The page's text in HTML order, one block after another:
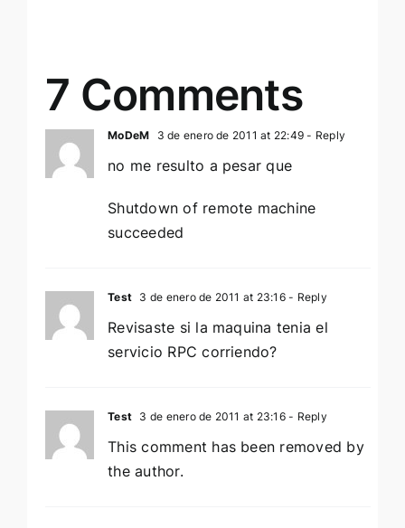
7 Comments
MoDeM 3 de enero de 2011 at 22:49 - Reply
no me resulto a pesar que
Shutdown of remote machine
succeeded
Test 3 de enero de 2011 at 23:16- Reply
Revisaste si la maquina tenia el
servicio RPC corriendo?
Test 3 de enero de 2011 at 23:16- Reply
This comment has been removed by
the author.